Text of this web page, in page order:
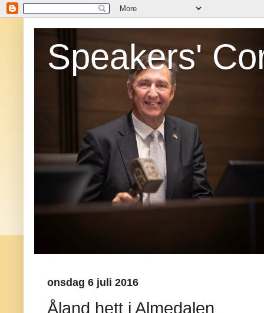
Speakers'
onsdag 6 juli 2016
Åland hett i Almedalen